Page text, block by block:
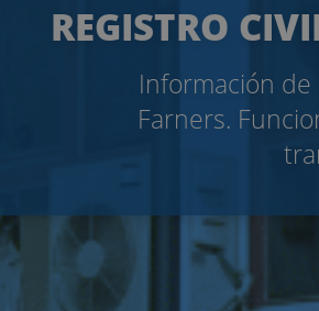
REGISTRO
Información de
Farners.